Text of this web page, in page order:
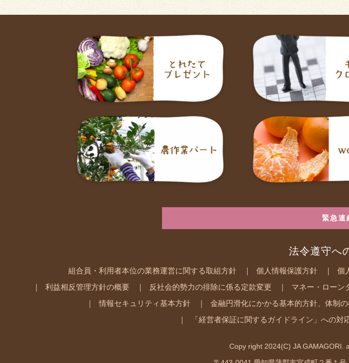
緊急連
法令遵守へ
組合員・利用者本位の業務運営に関する取組方針 個人情報保護方針 個
利益相反管理方針の概要 反社会的勢力の排除に係る定款変更 マネー・ローン
情報セキュリティ基本方針 金融円滑化にかかる基本的方針、体制
「経営者保証に関するガイドライン」への対
Copy right 2024(C) JA GAMAGORI.